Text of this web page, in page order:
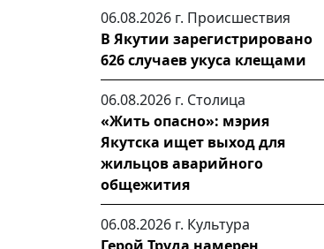
06.08.2026 г. Происшествия
В Якутии зарегистрировано
626 случаев укуса клещами
06.08.2026 г. Столица
«Жить опасно»: мэрия
Якутска ищет выход для
жильцов аварийного
общежития
06.08.2026 г. Культура